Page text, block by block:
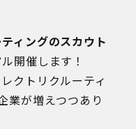
ィングのスカウト
開催します！
クトリクルーティ
業が増えつつあり